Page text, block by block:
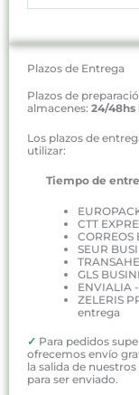
Plazos de Entrega
Plazos de
almacenes: 24/48hs
Los plazos de
utilizar:
Tiempo de
CTT
CORREOS
SEUR
GLS
ENVIALIA
ZELERIS
entrega
✓ Para pedidos
ofrecemos envío
la salida de
para ser enviado.